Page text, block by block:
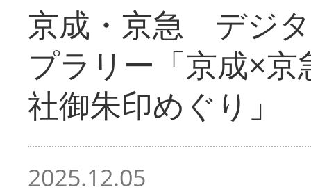
京成・京急 デジ
プラリー「京成×
社御朱印めぐり」
2025.12.05